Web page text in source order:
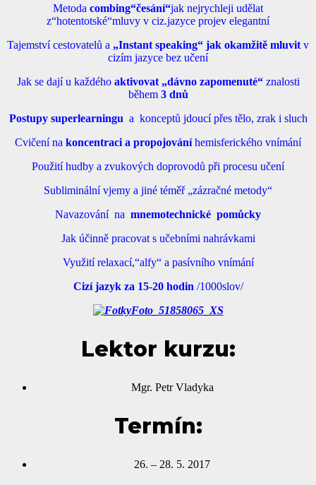
Metoda combing“česání“jak nejrychleji udělat
z“hotentotské“mluvy v ciz.jazyce projev elegantní
Tajemství cestovatelů a „Instant speaking“ jak okamžitě mluvit v
cizím jazyce bez učení
Jak se dají u každého aktivovat „dávno zapomenuté“ znalosti
během 3 dnů
Postupy superlearningu a konceptů jdoucí přes tělo, zrak i sluch
Cvičení na koncentraci a propojováníhemisferického vnímání
Použití hudby a zvukových doprovodů při procesu učení
Subliminální vjemy a jiné téměř „zázračné metody“
Navazování na mnemotechnické pomůcky
Jak účinně pracovat s učebními nahrávkami
Využití relaxací,“alfy“ a pasívního vnímání
Cizí jazyk za 15-20 hodin /1000slov/
Lektor kurzu:
Mgr. Petr Vladyka
Termín:
26. – 28. 5. 2017